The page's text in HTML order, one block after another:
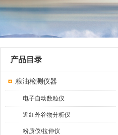
产品目录
粮油检测仪器
电子自动数粒仪
近红外谷物分析仪
粉质仪\拉伸仪